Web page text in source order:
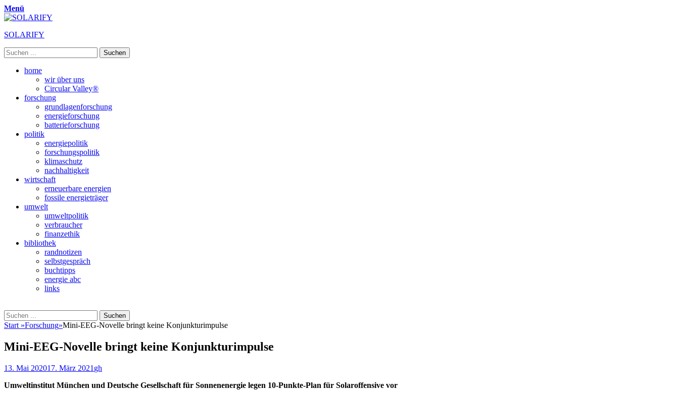
Menü
SOLARIFY
Suchen
nach:
Primäres
Zum
home
wir über uns
Circular Valley®
forschung
grundlagenforschung
energieforschung
batterieforschung
politik
energiepolitik
forschungspolitik
klimaschutz
nachhaltigkeit
wirtschaft
erneuerbare energien
fossile energieträger
umwelt
umweltpolitik
verbraucher
finanzethik
bibliothek
randnotizen
selbstgespräch
buchtipps
energie abc
links
Suchen
Suchen
nach:
Start »Forschung»Mini-EEG-Novelle bringt keine Konjunkturimpulse
Mini-EEG-Novelle bringt keine Konjunkturimpulse
Veröffentlicht
13. Mai 202017. März 2021 Autor
gh
Umweltinstitut München und Deutsche Gesellschaft für Sonnenenergie legen 10-Punkte-Plan für Solaroffensive vor